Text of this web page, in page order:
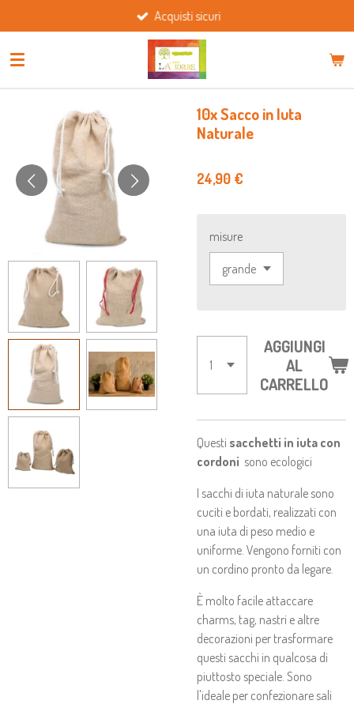
al
contenuto
Acquisti sicuri
10x Sacco in Iuta
Naturale
24,90 €
misure
AGGIUNGI
AL
CARRELLO
Questi sacchetti in iuta con
cordoni sono ecologici
I sacchi di iuta naturale sono
cuciti e bordati, realizzati con
una iuta di peso medio e
uniforme. Vengono forniti con
un cordino pronto da legare.
È molto facile attaccare
charms, tag, nastri e altre
decorazioni per trasformare
questi sacchi in qualcosa di
piuttosto speciale. Sono
l'ideale per confezionare sali